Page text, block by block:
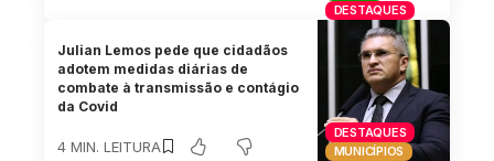
DESTAQUES
DESTAQUES
MUNICÍPIOS
Julian Lemos pede que cidadãos
adotem medidas diárias de
combate à transmissão e contágio
da Covid
4 MIN. LEITURA